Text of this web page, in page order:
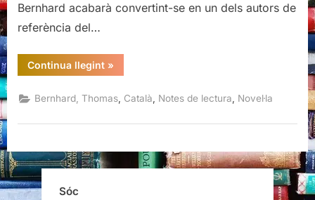
Bernhard acabarà convertint-se en un dels autors de
referència del…
Continua llegint“L’imitador
de
Thomas
Bernhard”
»
Bernhard, Thomas Català Notes de lectura Novel·la
Sóc